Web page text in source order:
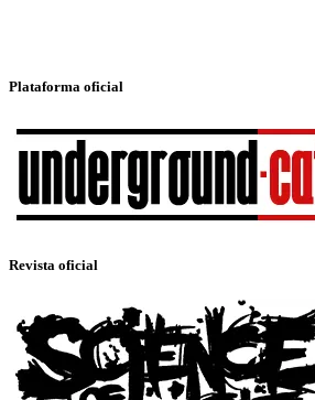
Plataforma oficial
Revista oficial